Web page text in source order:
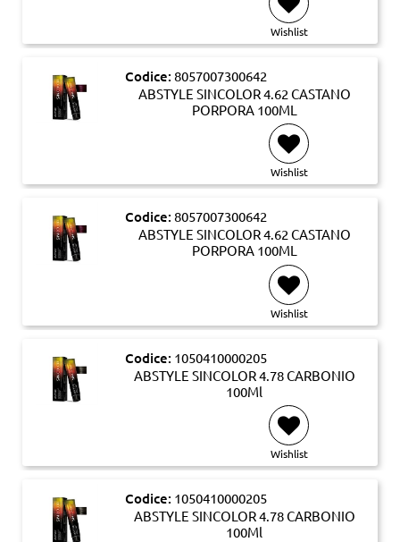
Wishlist
Codice: 8057007300642
ABSTYLE SINCOLOR 4.62 CASTANO
PORPORA 100ML
Wishlist
Codice: 8057007300642
ABSTYLE SINCOLOR 4.62 CASTANO
PORPORA 100ML
Wishlist
Codice: 1050410000205
ABSTYLE SINCOLOR 4.78 CARBONIO
100Ml
Wishlist
Codice: 1050410000205
ABSTYLE SINCOLOR 4.78 CARBONIO
100Ml